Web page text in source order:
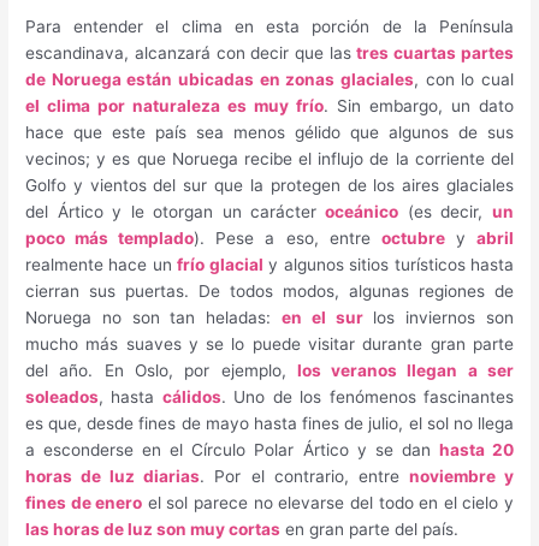
Para entender el clima en esta porción de la Península
escandinava, alcanzará con decir que lastres cuartas partes
de Noruega están ubicadas en zonas glaciales, con lo cual
el clima por naturaleza es muy frío. Sin embargo, un dato
hace que este país sea menos gélido que algunos de sus
vecinos; y es que Noruega recibe el influjo de la corriente del
Golfo y vientos del sur que la protegen de los aires glaciales
del Ártico y le otorgan un carácteroceánico (es decir, un
poco más templado). Pese a eso, entre octubrey abril
realmente hace unfrío glacial y algunos sitios turísticos hasta
cierran sus puertas. De todos modos, algunas regiones de
Noruega no son tan heladas: en el surlos inviernos son
mucho más suaves y se lo puede visitar durante gran parte
del año. En Oslo, por ejemplo, los veranos llegan a ser
soleados, hasta cálidos. Uno de los fenómenos fascinantes
es que, desde fines de mayo hasta fines de julio, el sol no llega
a esconderse en el Círculo Polar Ártico y se dan hasta 20
horas de luz diarias. Por el contrario, entre noviembre y
fines de enero el sol parece no elevarse del todo en el cielo y
las horas de luz son muy cortas en gran parte del país.